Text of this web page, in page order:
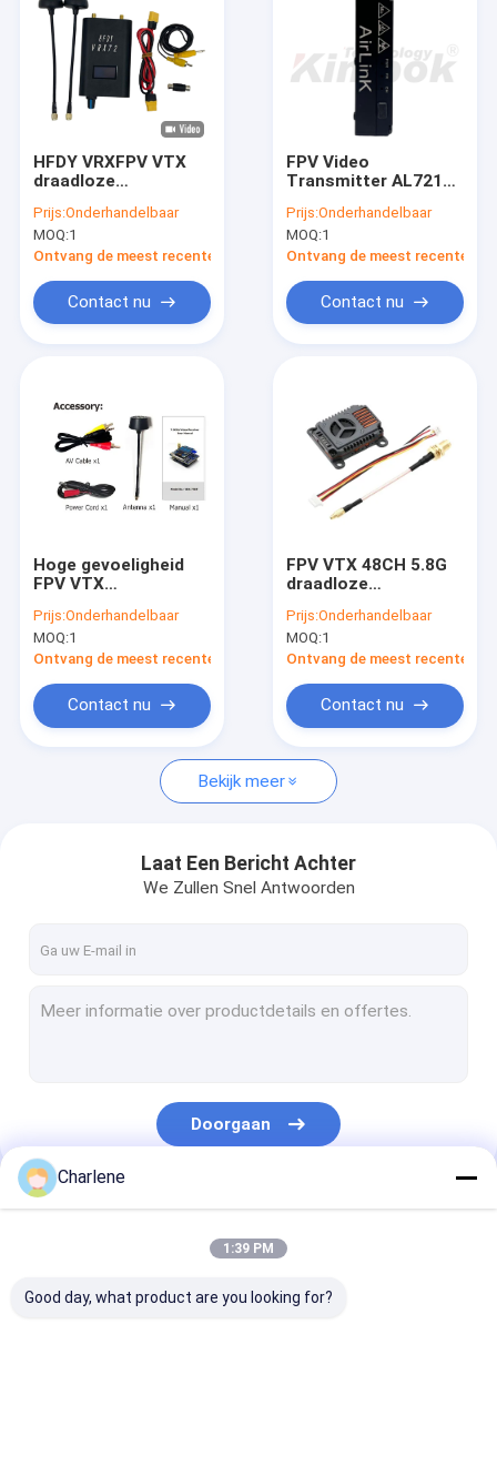
Producten
Over ons
Fabrieksreis
Vraag een offerte aan
De videozender van FPV
IP Mesh-radio
De Videozender van COFDM
HFDY VRXFPV VTX
draadloze
hoog
transmissiekracht en
een lage latentie
racing en inspectie
Prijs:Onderhandelbaar
MOQ:1
Ontvang de meest recente Prijs
Contact nu
FPV Video
Transmitter AL7210
Ultra Breedband 64
Kanalen IRC Tramp
Remote Control voor
Prijs:Onderhandelbaar
MOQ:1
Ontvang de meest recente
Contact nu
Hoge gevoeligheid
FPV VTX
7,2 GHz breed
frequentiebereik 64
kanalen en CVBS
uitgang met lage
latentie
Prijs:Onderhandelbaar
MOQ:1
Ontvang de meest recente Prijs
Contact nu
FPV VTX 48CH 5.8G
draadloze
met MMCX-
antenneconnector
en aluminiumalloy-
Prijs:Onderhandelbaar
MOQ:1
Ontvang de meest recente
Contact nu
Bekijk meer
Laat Een Bericht Achter
We Zullen Snel Antwoorden
Doorgaan
Onze Categorieën
Charlene
1:39 PM
Good day, what product are you looking for?